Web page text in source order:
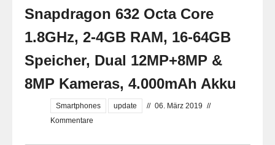
Snapdragon 632 Octa Core
1.8GHz, 2-4GB RAM, 16-64GB
Speicher, Dual 12MP+8MP &
8MP Kameras, 4.000mAh Akku
Smartphones update // 06. März 2019 //
Kommentare